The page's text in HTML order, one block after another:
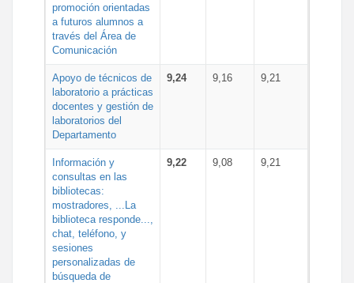
promoción orientadas
a futuros alumnos a
través del Área de
Comunicación
Apoyo de técnicos de
laboratorio a prácticas
docentes y gestión de
laboratorios del
Departamento
9,24 9,16 9,21
Información y
consultas en las
bibliotecas:
mostradores, ...La
biblioteca responde...,
chat, teléfono, y
sesiones
personalizadas de
búsqueda de
9,22 9,08 9,21